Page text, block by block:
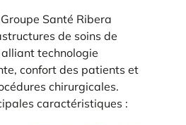
Santé Ribera
de soins de
technologie
confort des patients et
chirurgicales.
caractéristiques :